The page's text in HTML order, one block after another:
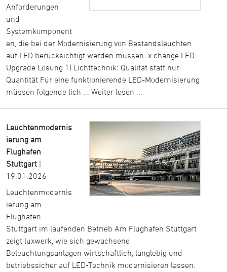
Anforderungen
und
Systemkomponent
en, die bei der Modernisierung von Bestandsleuchten
auf LED berücksichtigt werden müssen. x.change LED-
Upgrade Lösung 1) Lichttechnik: Qualität statt nur
Quantität Für eine funktionierende LED-Modernisierung
müssen folgende lich ... Weiter lesen ...
Leuchtenmodernis
ierung am
Flughafen
Stuttgart |
19.01.2026
Leuchtenmodernis
ierung am
Flughafen
Stuttgart im laufenden Betrieb Am Flughafen Stuttgart
zeigt luxwerk, wie sich gewachsene
Beleuchtungsanlagen wirtschaftlich, langlebig und
betriebssicher auf LED-Technik modernisieren lassen.